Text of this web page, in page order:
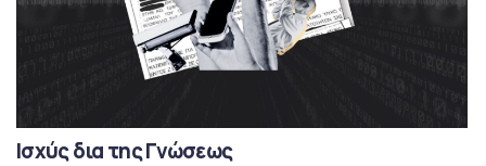
Ισχύς δια της Γνώσεως